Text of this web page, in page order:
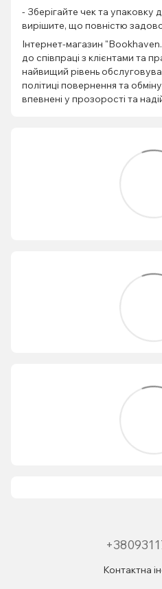
- Зберігайте чек та упаковку
вирішите, що повністю
Інтернет-магазин
до співпраці з клієнтами та
найвищий рівень
політиці повернення та
впевнені у прозорості та
Контактна